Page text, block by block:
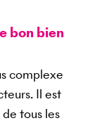
bon bien
complexe
Il est
tous les